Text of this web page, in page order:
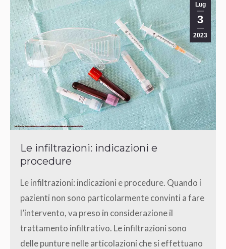
Lug
3
2023
Le infiltrazioni: indicazioni e
procedure
Le infiltrazioni: indicazioni e procedure. Quando i
pazienti non sono particolarmente convinti a fare
l’intervento, va preso in considerazione il
trattamento infiltrativo. Le infiltrazioni sono
delle punture nelle articolazioni che si effettuano